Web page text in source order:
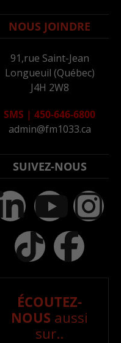
NOUS JOINDRE
91,rue Saint-Jean
Longueuil (Québec)
J4H 2W8
SMS | 450-646-6800
admin@fm1033.ca
SUIVEZ-NOUS
ÉCOUTEZ-
NOUS aussi
sur..